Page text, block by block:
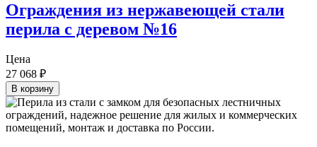
Ограждения из нержавеющей стали
перила с деревом №16
Цена
27 068 ₽
В корзину